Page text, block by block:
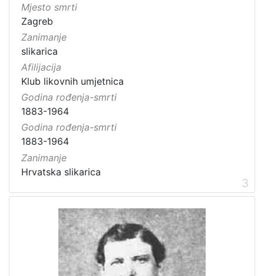
Mjesto smrti
Zagreb
Zanimanje
slikarica
Afilijacija
Klub likovnih umjetnica
Godina rođenja-smrti
1883-1964
Godina rođenja-smrti
1883-1964
Zanimanje
Hrvatska slikarica
3